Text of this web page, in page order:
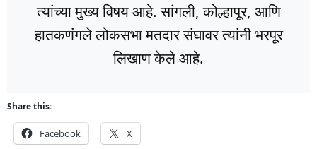
त्यांच्या मुख्य विषय आहे. सांगली, कोल्हापूर, आणि
हातकणंगले लोकसभा मतदार संघावर त्यांनी भरपूर
लिखाण केले आहे.
Share this:
Facebook X